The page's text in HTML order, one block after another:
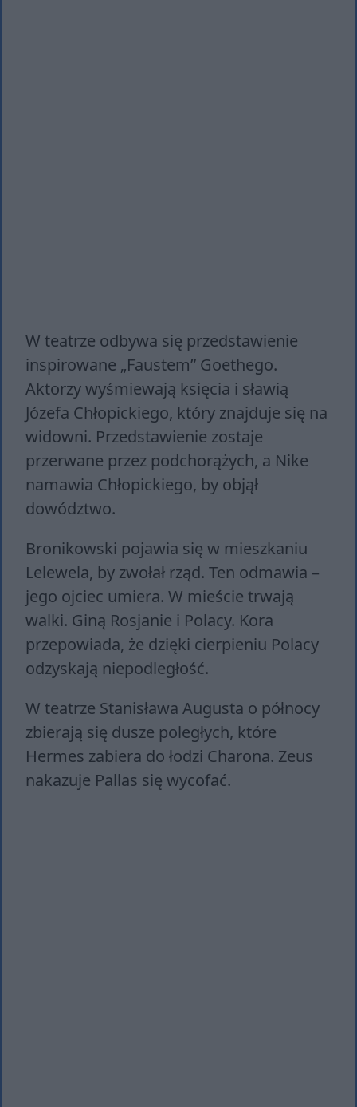
W teatrze odbywa się przedstawienie
inspirowane „Faustem” Goethego.
Aktorzy wyśmiewają księcia i sławią
Józefa Chłopickiego, który znajduje się na
widowni. Przedstawienie zostaje
przerwane przez podchorążych, a Nike
namawia Chłopickiego, by objął
dowództwo.
Bronikowski pojawia się w mieszkaniu
Lelewela, by zwołał rząd. Ten odmawia –
jego ojciec umiera. W mieście trwają
walki. Giną Rosjanie i Polacy. Kora
przepowiada, że dzięki cierpieniu Polacy
odzyskają niepodległość.
W teatrze Stanisława Augusta o północy
zbierają się dusze poległych, które
Hermes zabiera do łodzi Charona. Zeus
nakazuje Pallas się wycofać.